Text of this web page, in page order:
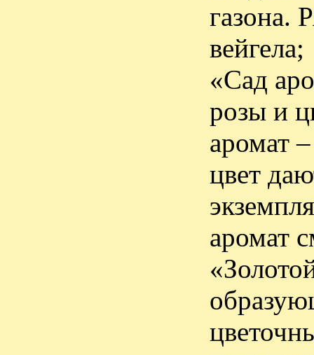
газона.
вейгела;
«Сад
розы и
аромат
цвет
аромат